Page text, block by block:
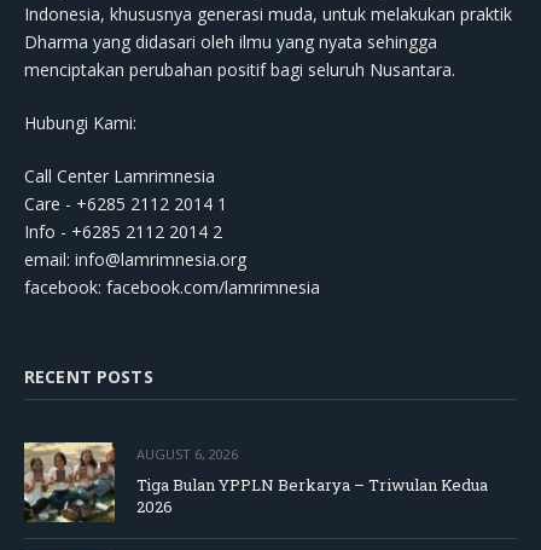
Indonesia, khususnya generasi muda, untuk melakukan praktik
Dharma yang didasari oleh ilmu yang nyata sehingga
menciptakan perubahan positif bagi seluruh Nusantara.
Hubungi Kami:
Call Center Lamrimnesia
Care - +6285 2112 2014 1
Info - +6285 2112 2014 2
email: info@lamrimnesia.org
facebook: facebook.com/lamrimnesia
RECENT POSTS
AUGUST 6, 2026
Tiga Bulan YPPLN Berkarya – Triwulan Kedua
2026